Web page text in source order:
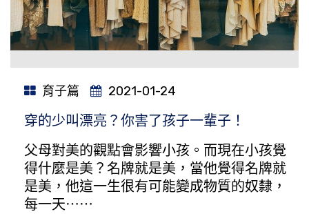
育子篇 2021-01-24
穿的少叫漂亮？你害了孩子一輩子！
父母對美的觀點會影響小孩。而現在小孩覺
得什麼是美？名牌就是美，當他覺得名牌就
是美，他這一生很有可能變成物質的奴隸，
每一天⋯⋯